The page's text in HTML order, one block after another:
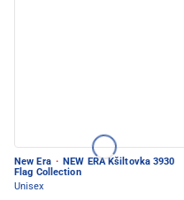
New Era · NEW ERA Kšiltovka 3930
Flag Collection
Unisex